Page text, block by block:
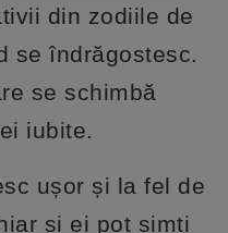
din zodiile de
se îndrăgostesc.
se schimbă
iubite.
ușor și la fel de
și ei pot simți